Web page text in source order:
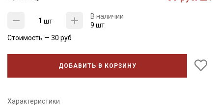
шт
В наличии
9 шт
Стоимость — 30 руб
ДОБАВИТЬ В КОРЗИНУ
Характеристики